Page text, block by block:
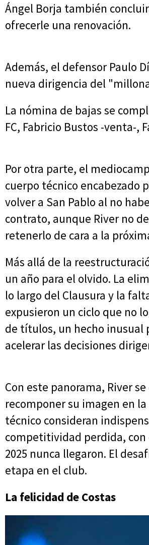
Ángel Borja también
ofrecerle una renovación.
Además, el defensor Paulo
nueva dirigencia del
La nómina de bajas se
FC, Fabricio Bustos -venta-,
Por otra parte, el
cuerpo técnico encabezado
volver a San Pablo al no
contrato, aunque River no
retenerlo de cara a la
Más allá de la
un año para el olvido. La
lo largo del Clausura y la
expusieron un ciclo que no
de títulos, un hecho
acelerar las decisiones
Con este panorama, River
recomponer su imagen en
técnico consideran
competitividad perdida, con
2025 nunca llegaron. El
etapa en el club.
La felicidad de Costas